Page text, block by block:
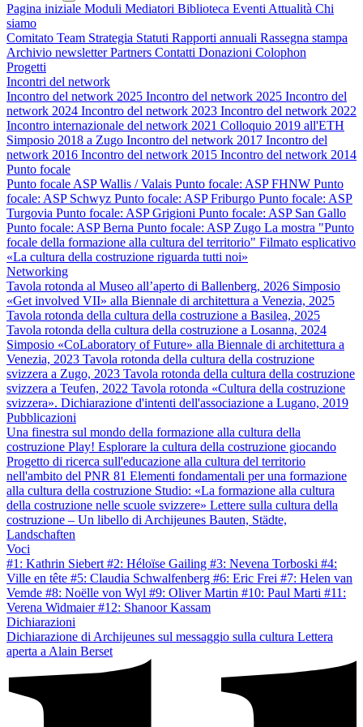
Pagina iniziale Moduli Mediatori Biblioteca Eventi Attualità Chi
siamo
Comitato Team Strategia Statuti Rapporti annuali Rassegna stampa
Archivio newsletterPartners Contatti Donazioni Colophon
Progetti
Incontri del network
Incontro del network 2025 Incontro del network 2025 Incontro del
network 2024 Incontro del network 2023 Incontro del network 2022
Incontro internazionale del network 2021 Colloquio 2019 all'ETH
Simposio 2018 a Zugo Incontro del network 2017 Incontro del
network 2016 Incontro del network 2015 Incontro del network 2014
Punto focale
Punto focale ASP Wallis / Valais Punto focale: ASP FHNW Punto
focale: ASP Schwyz Punto focale: ASP Friburgo Punto focale: ASP
Turgovia Punto focale: ASP Grigioni Punto focale: ASP San Gallo
Punto focale: ASP Berna Punto focale: ASP Zugo La mostra "Punto
focale della formazione alla cultura del territorio" Filmato esplicativo
«La cultura della costruzione riguarda tutti noi»
Networking
Tavola rotonda al Museo all’aperto di Ballenberg, 2026 Simposio
«Get involved VII» alla Biennale di architettura a Venezia, 2025
Tavola rotonda della cultura della costruzione a Basilea, 2025
Tavola rotonda della cultura della costruzione a Losanna, 2024
Simposio «CoLaboratory of Future» alla Biennale di architettura a
Venezia, 2023 Tavola rotonda della cultura della costruzione
svizzera a Zugo, 2023 Tavola rotonda della cultura della costruzione
svizzera a Teufen, 2022 Tavola rotonda «Cultura della costruzione
svizzera». Dichiarazione d'intenti dell'associazione a Lugano, 2019
Pubblicazioni
Una finestra sul mondo della formazione alla cultura della
costruzione Play! Esplorare la cultura della costruzione giocando
Progetto di ricerca sull'educazione alla cultura del territorio
nell'ambito del PNR 81 Elementi fondamentali per una formazione
alla cultura della costruzione Studio: «La formazione alla cultura
della costruzione nelle scuole svizzere» Lettere sulla cultura della
costruzione – Un libello di Archijeunes Bauten, Städte,
Landschaften
Voci
#1: Kathrin Siebert #2: Héloïse Gailing #3: Nevena Torboski #4:
Ville en tête #5: Claudia Schwalfenberg #6: Eric Frei #7: Helen van
Vemde #8: Noëlle von Wyl #9: Oliver Martin #10: Paul Marti #11:
Verena Widmaier#12: Shanoor Kassam
Dichiarazioni
Dichiarazione di Archijeunes sul messaggio sulla cultura Lettera
aperta a Alain Berset